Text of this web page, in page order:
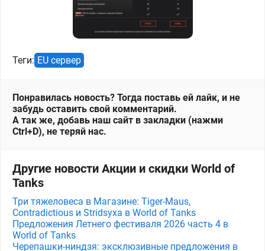
Теги: EU сервер
Понравилась новость? Тогда поставь ей лайк, и не
забудь оставить свой комментарий.
А так же, добавь наш сайт в закладки (нажми
Ctrl+D), не теряй нас.
Другие новости Акции и скидки World of
Tanks
Три тяжеловеса в Магазине: Tiger-Maus,
Contradictious и Stridsyxa в World of Tanks
Предложения Летнего фестиваля 2026 часть 4 в
World of Tanks
Черепашки-ниндзя: эксклюзивные предложения в